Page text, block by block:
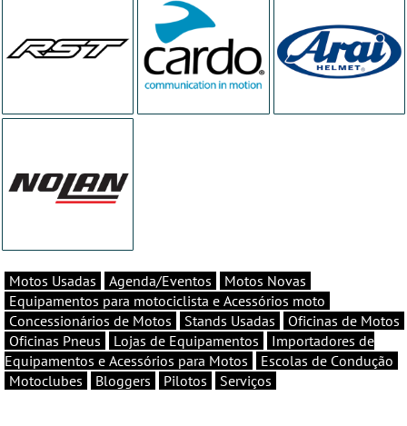
Motos Usadas Agenda/Eventos
Motos Novas
Equipamentos para motociclista e Acessórios moto
Concessionários de Motos
Stands Usadas
Oficinas de Motos
Oficinas Pneus
Lojas de Equipamentos
Importadores de
Equipamentos e Acessórios para Motos
Escolas de Condução
Motoclubes
Bloggers Pilotos Serviços